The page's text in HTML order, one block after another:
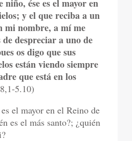
niño, ése es el mayor en
y el que reciba a un
mi nombre, a mí me
despreciar a uno de
os digo que sus
están viendo siempre
que está en los
5.10)
el mayor en el Reino de
es el más santo?; ¿quién